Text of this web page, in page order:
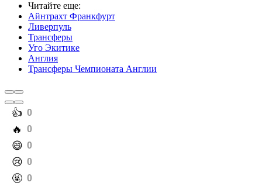
Читайте еще:
Айнтрахт Франкфурт
Ливерпуль
Трансферы
Уго Экитике
Англия
Трансферы Чемпионата Англии
️👍 0
️🔥 0
️😄 0
️😢 0
️🤬 0